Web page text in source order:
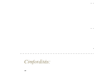
Címfordítás:
-